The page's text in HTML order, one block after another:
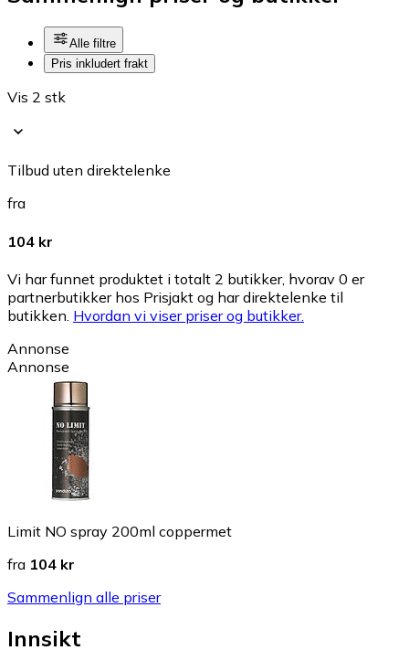
Alle filtre
Pris inkludert frakt
Vis 2 stk
Tilbud uten direktelenke
fra
104 kr
Vi har funnet produktet i totalt 2 butikker, hvorav 0 er
partnerbutikker hos Prisjakt og har direktelenke til
butikken. Hvordan vi viser priser og butikker.
Annonse
Annonse
Limit NO spray 200ml coppermet
fra 104 kr
Sammenlign alle priser
Innsikt